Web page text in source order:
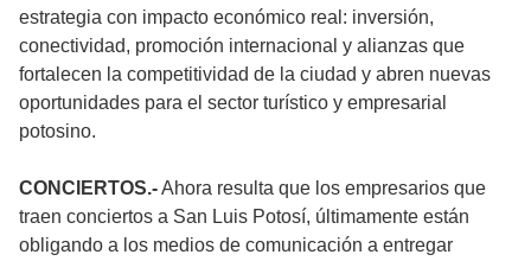
estrategia con impacto económico real: inversión,
conectividad, promoción internacional y alianzas que
fortalecen la competitividad de la ciudad y abren nuevas
oportunidades para el sector turístico y empresarial
potosino.
CONCIERTOS.-Ahora resulta que los empresarios que
traen conciertos a San Luis Potosí, últimamente están
obligando a los medios de comunicación a entregar